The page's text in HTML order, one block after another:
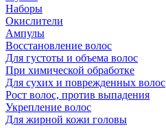
Наборы
Окислители
Ампулы
Восстановление волос
Для густоты и объема волос
При химической обработке
Для сухих и поврежденных волос
Рост волос, против выпадения
Укрепление волос
Для жирной кожи головы